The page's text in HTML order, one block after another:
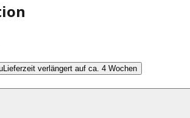
Lieferzeit verlängert auf ca. 4 Wochen